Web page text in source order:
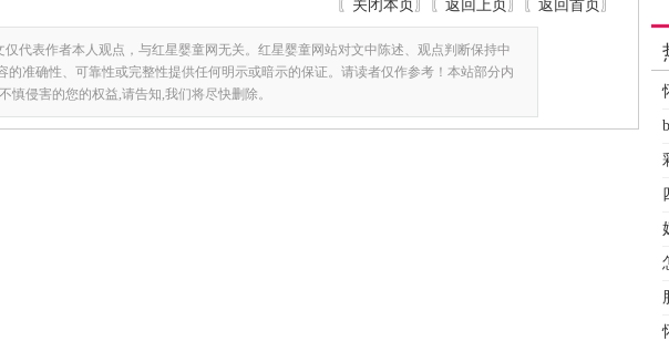
〖 关闭本页〗〖 返回上页〗〖 返回首页〗
代表作者本人观点，与红星婴童网无关。红星婴童网站对文中陈述、观点判断保持中
的准确性、可靠性或完整性提供任何明示或暗示的保证。请读者仅作参考！本站部分内
慎侵害的您的权益,请告知,我们将尽快删除。